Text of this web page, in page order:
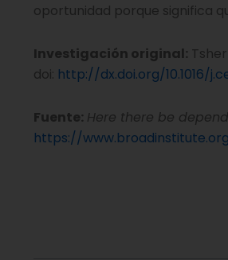
oportunidad porque significa
Investigación original:
doi: http://dx.doi.org/10.1016/
Fuente: Here there be
https://